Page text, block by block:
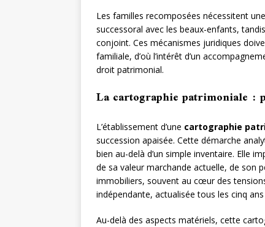
Les familles recomposées nécessitent
successoral avec les beaux-enfants,
conjoint. Ces mécanismes juridiques
familiale, d’où l’intérêt d’un
droit patrimonial.
La cartographie patrimoniale :
L’établissement d’une cartographie
succession apaisée. Cette démarche
bien au-delà d’un simple inventaire. Elle
de sa valeur marchande actuelle, de son
immobiliers, souvent au cœur des
indépendante, actualisée tous les cinq
Au-delà des aspects matériels, cette